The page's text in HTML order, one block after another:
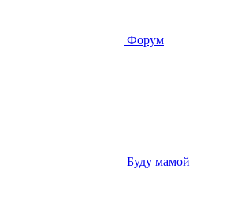
Форум
Буду мамой